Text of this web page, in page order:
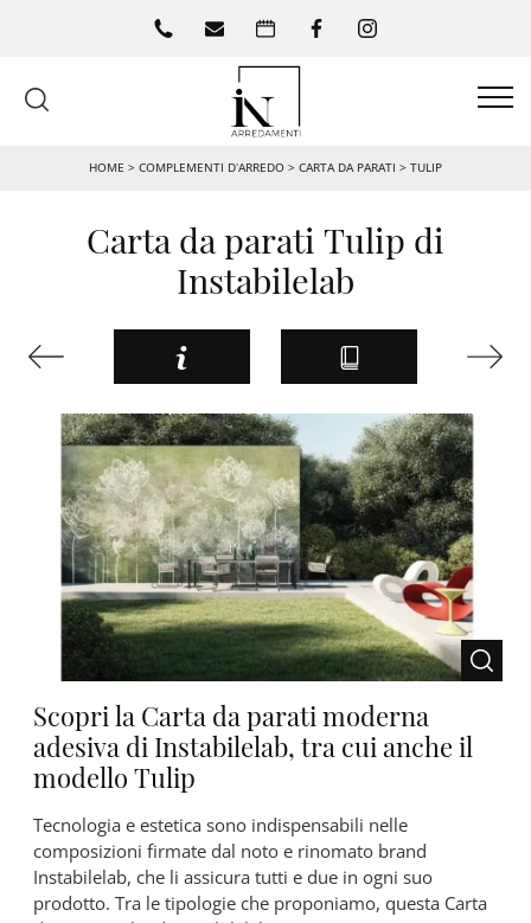
HOME > COMPLEMENTI D’ARREDO > CARTA DA PARATI > TULIP
Carta da parati Tulip di
Instabilelab
Scopri la Carta da parati moderna
adesiva di Instabilelab, tra cui anche il
modello Tulip
Tecnologia e estetica sono indispensabili nelle
composizioni firmate dal noto e rinomato brand
Instabilelab, che li assicura tutti e due in ogni suo
prodotto. Tra le tipologie che proponiamo, questa Carta